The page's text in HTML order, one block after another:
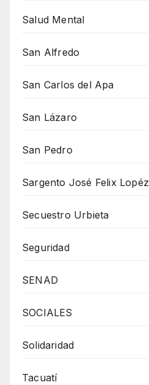
Salud Mental
San Alfredo
San Carlos del Apa
San Lázaro
San Pedro
Sargento José Felix Lopéz
Secuestro Urbieta
Seguridad
SENAD
SOCIALES
Solidaridad
Tacuatí